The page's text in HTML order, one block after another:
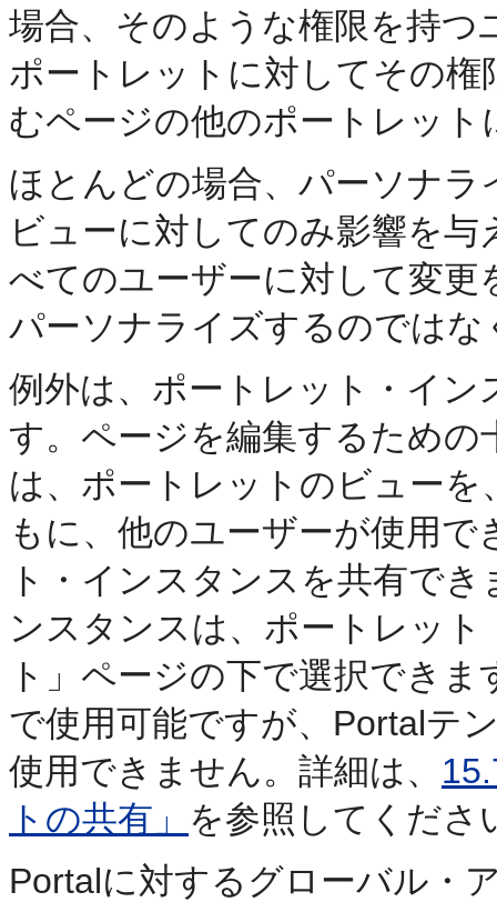
場合、そのような権限を持
ポートレットに対してその
むページの他のポートレッ
ほとんどの場合、パーソナ
ビューに対してのみ影響を
べてのユーザーに対して変
パーソナライズするのでは
例外は、ポートレット・イ
す。ページを編集するための
は、ポートレットのビュー
もに、他のユーザーが使用
ト・インスタンスを共有で
ンスタンスは、ポートレッ
ト」ページの下で選択でき
で使用可能ですが、Portalテ
使用できません。詳細は、
トの共有」 を参照してくださ
Portalに対するグローバル・